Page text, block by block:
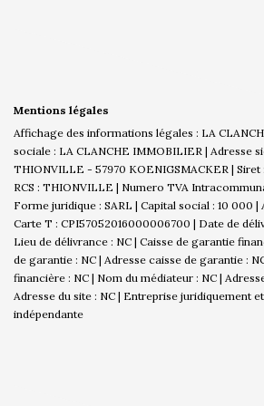
Mentions légales
Affichage des informations légales : LA
sociale : LA CLANCHE IMMOBILIER | Adresse
THIONVILLE - 57970 KOENIGSMACKER | Siret :
RCS : THIONVILLE | Numero TVA
Forme juridique : SARL | Capital social : 10 000 |
Carte T : CPI57052016000006700 | Date de
Lieu de délivrance : NC | Caisse de garantie
de garantie : NC | Adresse caisse de garantie :
financière : NC | Nom du médiateur : NC |
Adresse du site : NC | Entreprise juridiquement
indépendante